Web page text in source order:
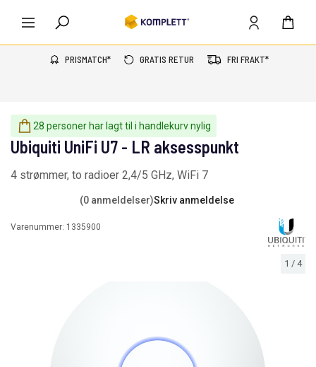
PRISMATCH* GRATIS RETUR FRI FRAKT*
28 personer har lagt til i handlekurv nylig
1 / 4
Ubiquiti UniFi U7 - LR aksesspunkt
4 strømmer, to radioer 2,4/5 GHz, WiFi 7
(0 anmeldelser)Skriv anmeldelse
Varenummer: 1335900